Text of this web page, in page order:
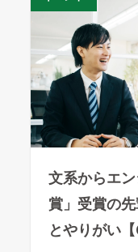
文系からエ
賞」受賞の
とやりがい